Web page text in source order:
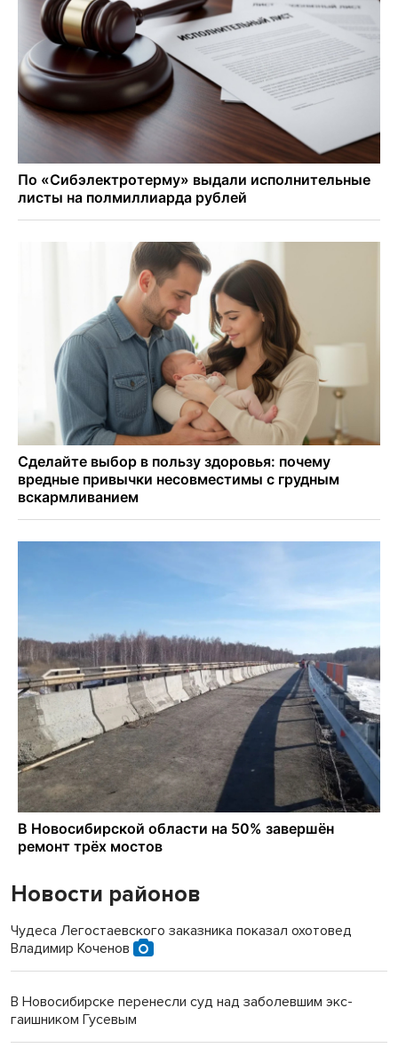
Новости районов
Чудеса Легостаевского заказника показал охотовед
Владимир Коченов
В Новосибирске перенесли суд над заболевшим экс-
гаишником Гусевым